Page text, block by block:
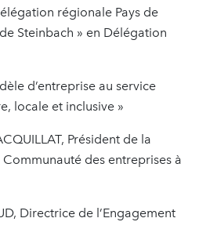
régionale Pays de
Steinbach » en Délégation
d’entreprise au service
locale et inclusive »
Président de la
des entreprises à
Directrice de l’Engagement